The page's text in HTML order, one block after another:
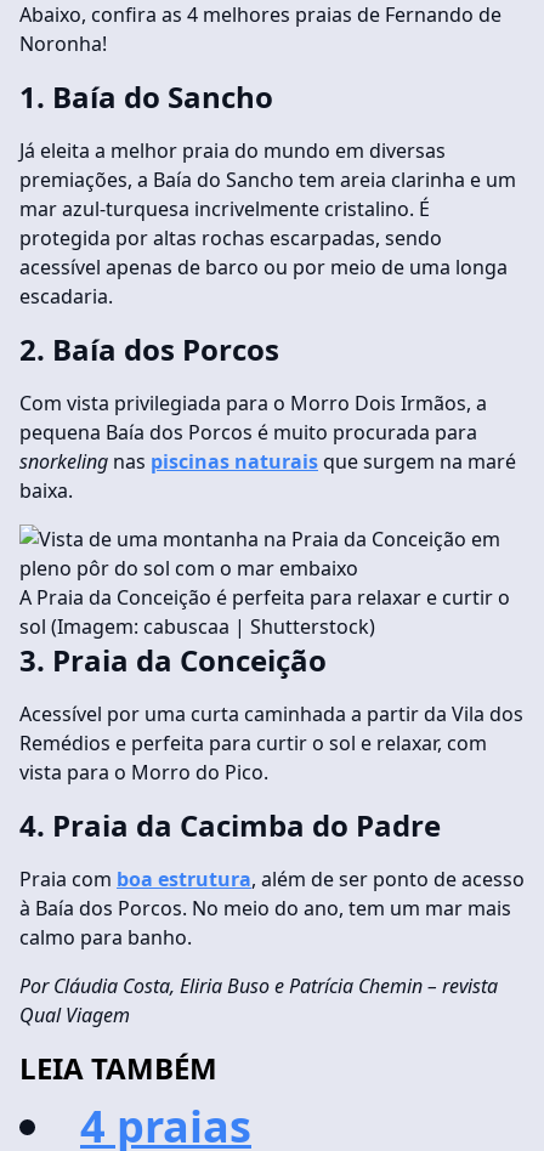
Abaixo, confira as 4 melhores praias de Fernando de
Noronha!
1. Baía do Sancho
Já eleita a melhor praia do mundo em diversas
premiações, a Baía do Sancho tem areia clarinha e um
mar azul-turquesa incrivelmente cristalino. É
protegida por altas rochas escarpadas, sendo
acessível apenas de barco ou por meio de uma longa
escadaria.
2. Baía dos Porcos
Com vista privilegiada para o Morro Dois Irmãos, a
pequena Baía dos Porcos é muito procurada para
snorkeling nas piscinas naturaisque surgem na maré
baixa.
A Praia da Conceição é perfeita para relaxar e curtir o
sol (Imagem: cabuscaa | Shutterstock)
3. Praia da Conceição
Acessível por uma curta caminhada a partir da Vila dos
Remédios e perfeita para curtir o sol e relaxar, com
vista para o Morro do Pico.
4. Praia da Cacimba do Padre
Praia com boa estrutura, além de ser ponto de acesso
à Baía dos Porcos. No meio do ano, tem um mar mais
calmo para banho.
Por Cláudia Costa, Eliria Buso e Patrícia Chemin – revista
Qual Viagem
LEIA TAMBÉM
4 praias